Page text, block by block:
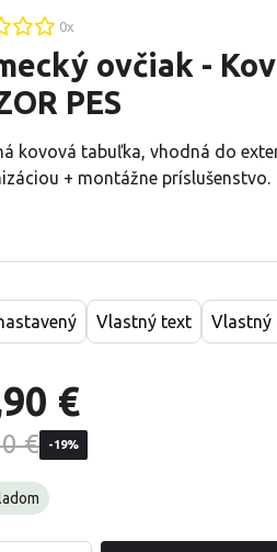
0x
ovčiak -
PES
kovová tabuľka, vhodná do
+ montážne príslušenstvo.
Vlastný text Vlastný
€
€ -19%